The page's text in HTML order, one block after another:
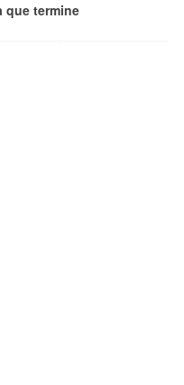
que termine